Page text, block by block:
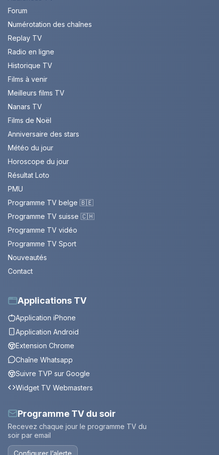
Forum
Numérotation des chaînes
Replay TV
Radio en ligne
Historique TV
Films à venir
Meilleurs films TV
Nanars TV
Films de Noël
Anniversaire des stars
Météo du jour
Horoscope du jour
Résultat Loto
PMU
Programme TV belge 🇧🇪
Programme TV suisse 🇨🇭
Programme TV vidéo
Programme TV Sport
Nouveautés
Contact
Applications TV
Application iPhone
Application Android
Extension Chrome
Chaîne Whatsapp
Suivre TVP sur Google
Widget TV Webmasters
Programme TV du soir
Recevez chaque jour le programme TV du
soir par email